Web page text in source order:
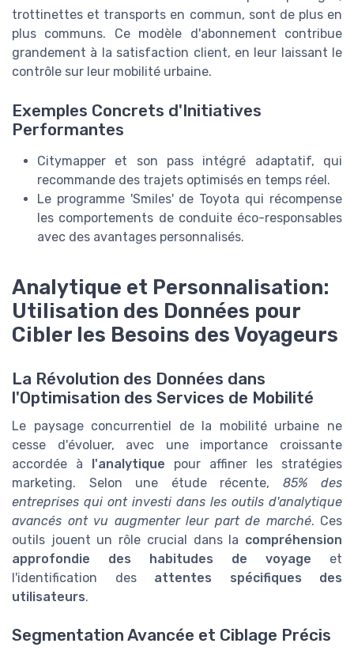
trottinettes et transports en commun, sont de plus en
plus communs. Ce modèle d'abonnement contribue
grandement à la satisfaction client, en leur laissant le
contrôle sur leur mobilité urbaine.
Exemples Concrets d'Initiatives
Performantes
Citymapper et son pass intégré adaptatif, qui
recommande des trajets optimisés en temps réel.
Le programme 'Smiles' de Toyota qui récompense
les comportements de conduite éco-responsables
avec des avantages personnalisés.
Analytique et Personnalisation:
Utilisation des Données pour
Cibler les Besoins des Voyageurs
La Révolution des Données dans
l'Optimisation des Services de Mobilité
Le paysage concurrentiel de la mobilité urbaine ne
cesse d'évoluer, avec une importance croissante
accordée à l'analytique pour affiner les stratégies
marketing. Selon une étude récente, 85% des
entreprises qui ont investi dans les outils d'analytique
avancés ont vu augmenter leur part de marché. Ces
outils jouent un rôle crucial dans la compréhension
approfondie des habitudes de voyage et
l'identification des attentes spécifiques des
utilisateurs.
Segmentation Avancée et Ciblage Précis